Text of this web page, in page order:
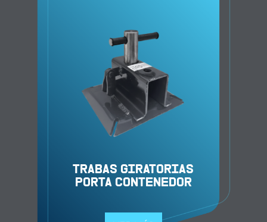
TRABAS GIRATORIAS
PORTA CONTENEDOR